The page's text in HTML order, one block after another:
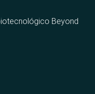
Beyond